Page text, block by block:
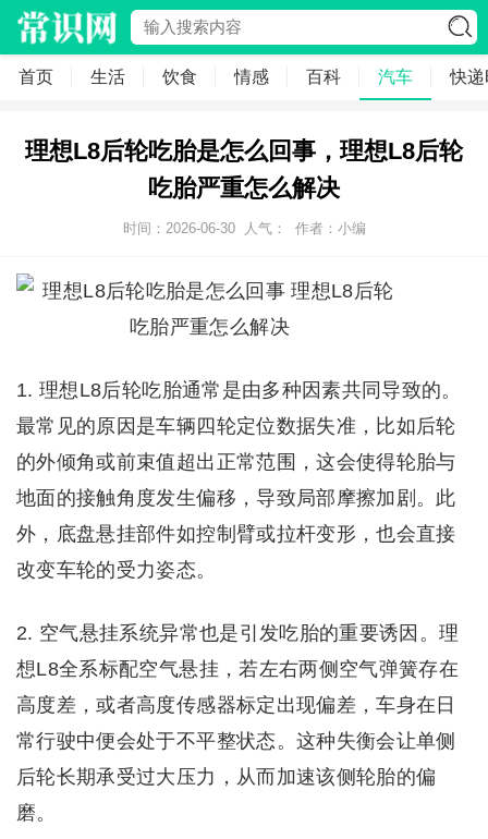
首页 生活 饮食 情感 百科 汽车 快
理想L8后轮吃胎是怎么回事，理想L8后轮
吃胎严重怎么解决
时间：2026-06-30 人气： 作者：小编
1. 理想L8后轮吃胎通常是由多种因素共同导致的。
最常见的原因是车辆四轮定位数据失准，比如后轮
的外倾角或前束值超出正常范围，这会使得轮胎与
地面的接触角度发生偏移，导致局部摩擦加剧。此
外，底盘悬挂部件如控制臂或拉杆变形，也会直接
改变车轮的受力姿态。
2. 空气悬挂系统异常也是引发吃胎的重要诱因。理
想L8全系标配空气悬挂，若左右两侧空气弹簧存在
高度差，或者高度传感器标定出现偏差，车身在日
常行驶中便会处于不平整状态。这种失衡会让单侧
后轮长期承受过大压力，从而加速该侧轮胎的偏
磨。